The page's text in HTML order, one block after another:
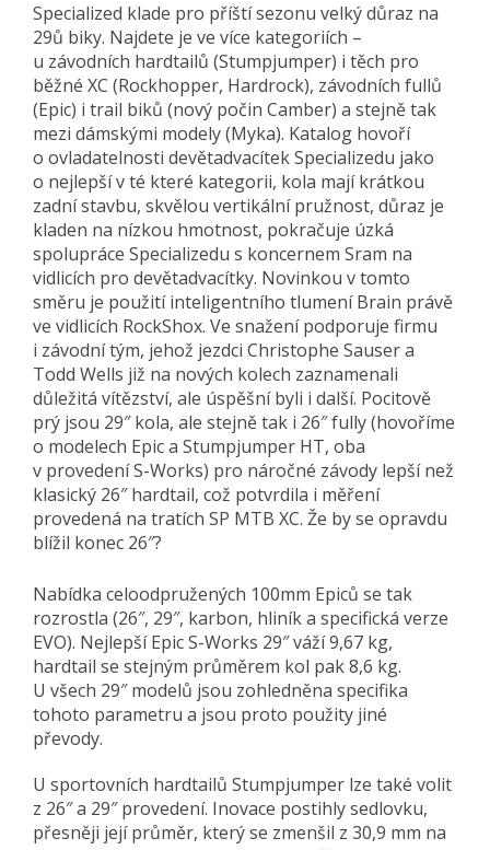
Specialized klade pro příští sezonu velký důraz na
29ů biky. Najdete je ve více kategoriích –
u závodních hardtailů (Stumpjumper) i těch pro
běžné XC (Rockhopper, Hardrock), závodních fullů
(Epic) i trail biků (nový počin Camber) a stejně tak
mezi dámskými modely (Myka). Katalog hovoří
o ovladatelnosti devětadvacítek Specializedu jako
o nejlepší v té které kategorii, kola mají krátkou
zadní stavbu, skvělou vertikální pružnost, důraz je
kladen na nízkou hmotnost, pokračuje úzká
spolupráce Specializedu s koncernem Sram na
vidlicích pro devětadvacítky. Novinkou v tomto
směru je použití inteligentního tlumení Brain právě
ve vidlicích RockShox. Ve snažení podporuje firmu
i závodní tým, jehož jezdci Christophe Sauser a
Todd Wells již na nových kolech zaznamenali
důležitá vítězství, ale úspěšní byli i další. Pocitově
prý jsou 29″ kola, ale stejně tak i 26″ fully (hovoříme
o modelech Epic a Stumpjumper HT, oba
v provedení S-Works) pro náročné závody lepší než
klasický 26″ hardtail, což potvrdila i měření
provedená na tratích SP MTB XC. Že by se opravdu
blížil konec 26″?
Nabídka celoodpružených 100mm Epiců se tak
rozrostla (26″, 29″, karbon, hliník a specifická verze
EVO). Nejlepší Epic S-Works 29″ váží 9,67 kg,
hardtail se stejným průměrem kol pak 8,6 kg.
U všech 29″ modelů jsou zohledněna specifika
tohoto parametru a jsou proto použity jiné
převody.
U sportovních hardtailů Stumpjumper lze také volit
z 26″ a 29″ provedení. Inovace postihly sedlovku,
přesněji její průměr, který se zmenšil z 30,9 mm na